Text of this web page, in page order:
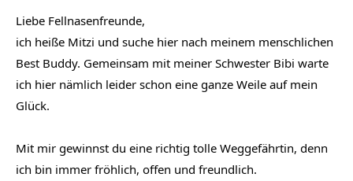
Liebe Fellnasenfreunde,
ich heiße Mitzi und suche hier nach meinem menschlichen
Best Buddy. Gemeinsam mit meiner Schwester Bibi warte
ich hier nämlich leider schon eine ganze Weile auf mein
Glück.
Mit mir gewinnst du eine richtig tolle Weggefährtin, denn
ich bin immer fröhlich, offen und freundlich.